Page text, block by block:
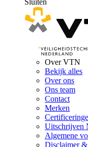
Sluiten
Over VTN
Bekijk alles
Over ons
Ons team
Contact
Merken
Uitschrijven
Algemene
Disclaimer